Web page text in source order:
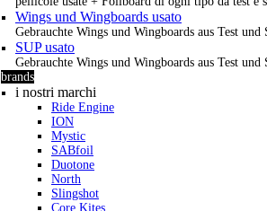
Wings und Wingboards usato
Gebrauchte Wings und Wingboards aus Test und
SUP usato
Gebrauchte Wings und Wingboards aus Test und
brands
i nostri marchi
Ride Engine
ION
Mystic
SABfoil
Duotone
North
Slingshot
Core Kites